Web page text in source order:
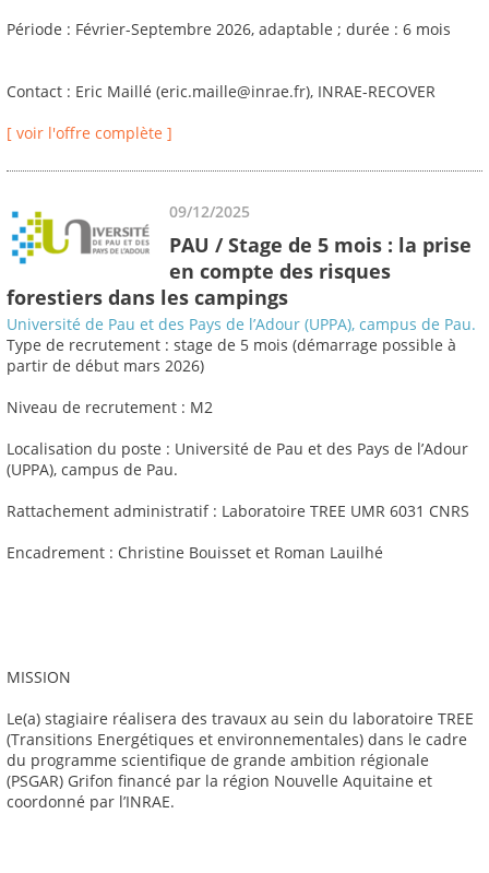
Période : Février-Septembre 2026, adaptable ; durée : 6 mois
Contact : Eric Maillé (eric.maille@inrae.fr), INRAE-RECOVER
[ voir l'offre complète ]
09/12/2025
PAU / Stage de 5 mois : la prise
en compte des risques
forestiers dans les campings
Université de Pau et des Pays de l’Adour (UPPA), campus de Pau.
Type de recrutement : stage de 5 mois (démarrage possible à
partir de début mars 2026)
Niveau de recrutement : M2
Localisation du poste : Université de Pau et des Pays de l’Adour
(UPPA), campus de Pau.
Rattachement administratif : Laboratoire TREE UMR 6031 CNRS
Encadrement : Christine Bouisset et Roman Lauilhé
MISSION
Le(a) stagiaire réalisera des travaux au sein du laboratoire TREE
(Transitions Energétiques et environnementales) dans le cadre
du programme scientifique de grande ambition régionale
(PSGAR) Grifon financé par la région Nouvelle Aquitaine et
coordonné par l’INRAE.